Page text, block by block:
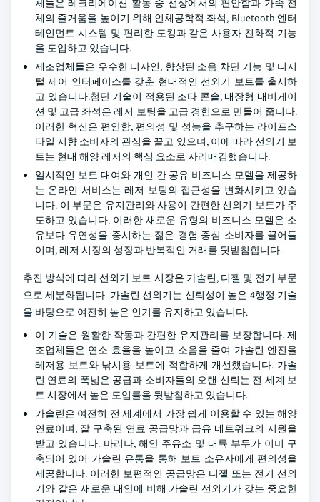
체들은 레크리에이션 활동 중 선상에서의 편안함과 가족 전
체의 즐거움을 높이기 위해 인체공학적 좌석, Bluetooth 엔터
테인먼트 시스템 및 편리한 도킹과 같은 사용자 친화적 기능
을 도입하고 있습니다.
제조업체들은 우수한 디자인, 향상된 소음 차단 기능 및 디지
털 제어 인터페이스를 갖춘 현대적인 선외기 보트를 출시하
고 있습니다.첨단 기술이 적용된 조타 콘솔, 내장형 내비게이
션 및 고급 좌석은 레저 보팅을 고급 경험으로 만들어 줍니다.
이러한 혁신은 편안함, 편의성 및 성능을 추구하는 라이프스
타일 지향 소비자의 관심을 끌고 있으며, 이에 따라 선외기 보
트는 현대 해양 레저의 핵심 요소로 자리매김했습니다.
일시적인 보트 대여와 개인 간 공유 비즈니스 모델을 제공하
는 온라인 서비스는 레저 보팅의 접근성을 변화시키고 있습
니다. 이 부문은 유지관리와 사용이 간편한 선외기 보트가 주
도하고 있습니다. 이러한 새로운 유형의 비즈니스 모델은 소
유보다 유연성을 중시하는 젊은 경험 중심 소비자를 끌어들
이며, 레저 시장의 성장과 반복적인 거래를 뒷받침합니다.
추진 방식에 따라 선외기 보트 시장은 가솔린, 디젤 및 전기 부문
으로 세분화됩니다. 가솔린 선외기는 신뢰성이 높은 4행정 기술
을 바탕으로 여전히 높은 인기를 유지하고 있습니다.
이 기술은 원활한 작동과 간편한 유지관리를 보장합니다. 제
조업체들은 연소 효율을 높이고 소음을 줄여 가솔린 엔진을
레저용 보트와 낚시용 보트에 적합하게 개선했습니다. 가솔
린 연료의 폭넓은 공급과 소비자들의 오랜 신뢰는 전 세계 보
트 시장에서 높은 도입률을 뒷받침하고 있습니다.
가솔린은 여전히 전 세계에서 가장 쉽게 이용할 수 있는 해양
연료이며, 잘 구축된 연료 공급망과 급유 네트워크의 지원을
받고 있습니다. 마리나, 해안 주유소 및 내륙 부두가 이미 구
축되어 있어 가솔린 유통을 통해 보트 소유자에게 편의성을
제공합니다. 이러한 보편적인 공급망은 디젤 또는 전기 선외
기와 같은 새로운 대안에 비해 가솔린 선외기가 갖는 중요한